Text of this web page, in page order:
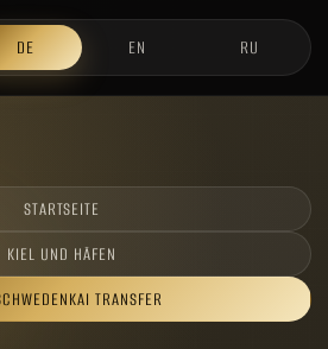
DE EN RU
STARTSEITE
KIEL UND HÄFEN
TRANSFER